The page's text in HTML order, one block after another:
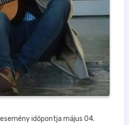
esemény időpontja május 04.